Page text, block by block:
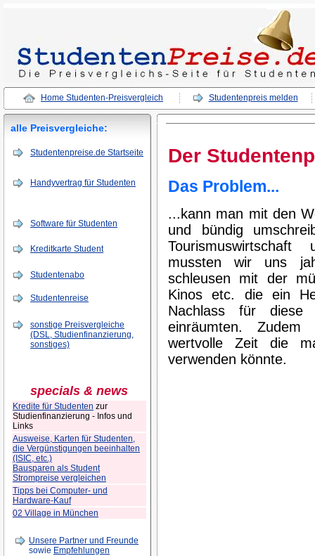
Home Studenten-Preisvergleich Studentenpreis melden
alle Preisvergleiche:
Studentenpreise.de Startseite
Handyvertrag für Studenten
Software für Studenten
Kreditkarte Student
Studentenabo
Studentenreise
sonstige Preisvergleiche
(DSL, Studienfinanzierung,
sonstiges)
specials & news
Kredite für Studenten zur
Studienfinanzierung - Infos und
Links
Ausweise, Karten für Studenten,
die Vergünstigungen beeinhalten
(ISIC, etc.)
Bausparen als Student
Strompreise vergleichen
Tipps bei Computer- und
Hardware-Kauf
02 Village in München
Unsere Partner und Freunde
sowie Empfehlungen
Der
Das Problem...
...kann man mit den
und bündig
Tourismuswirtschaft
mussten wir uns
schleusen mit der
Kinos etc. die ein
Nachlass für diese
einräumten.
wertvolle Zeit die
verwenden könnte.